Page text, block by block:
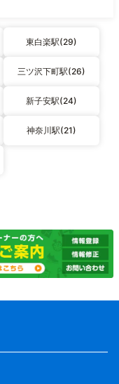
東白楽駅(29)
三ツ沢下町駅(26)
新子安駅(24)
神奈川駅(21)